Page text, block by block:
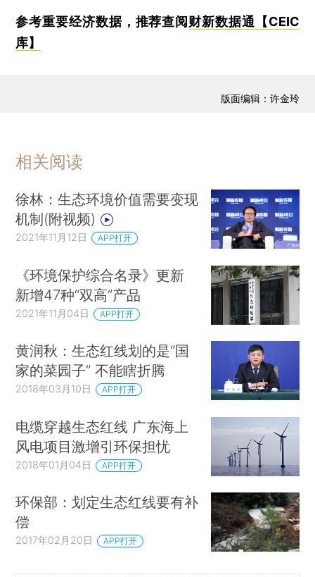
参考重要经济数据，推荐查阅财新数据通【CEIC
库】
版面编辑：许金玲
相关阅读
徐林：生态环境价值需要变现
机制(附视频)
2021年11月12日 APP打开
《环境保护综合名录》更新
新增47种“双高”产品
2021年11月04日 APP打开
黄润秋：生态红线划的是“国
家的菜园子” 不能瞎折腾
2018年03月10日 APP打开
电缆穿越生态红线 广东海上
风电项目激增引环保担忧
2018年01月04日 APP打开
环保部：划定生态红线要有补
偿
2017年02月20日 APP打开